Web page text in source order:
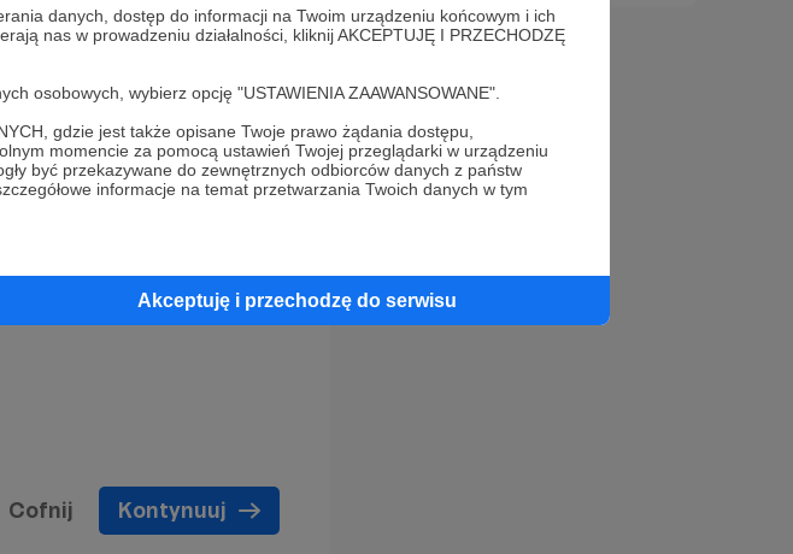
danych, dostęp do informacji na Twoim urządzeniu końcowym i ich
nas w prowadzeniu działalności, kliknij AKCEPTUJĘ I PRZECHODZĘ
osobowych, wybierz opcję "USTAWIENIA ZAAWANSOWANE".
gdzie jest także opisane Twoje prawo żądania dostępu,
momencie za pomocą ustawień Twojej przeglądarki w urządzeniu
być przekazywane do zewnętrznych odbiorców danych z państw
informacje na temat przetwarzania Twoich danych w tym
Akceptuję i przechodzę do serwisu
Cofnij Kontynuuj